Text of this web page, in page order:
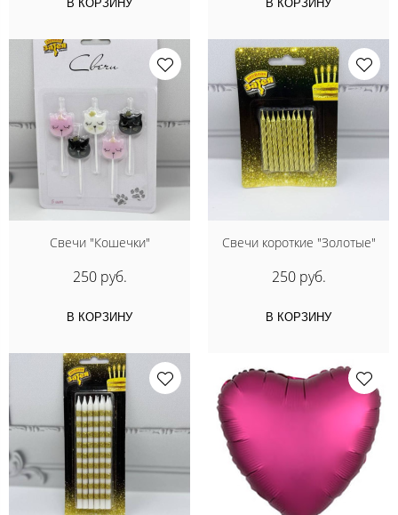
В КОРЗИНУ В КОРЗИНУ
Свечи "Кошечки"
250 руб.
В КОРЗИНУ
Свечи короткие "Золотые"
250 руб.
В КОРЗИНУ